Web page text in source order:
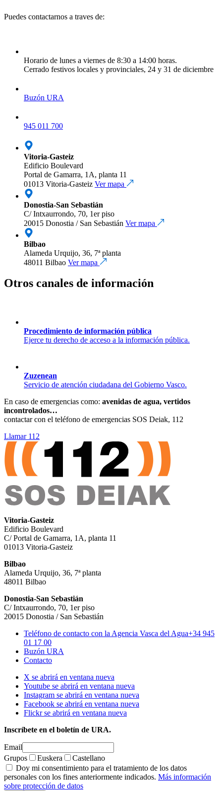
Puedes contactarnos a traves de:
Horario de lunes a viernes de 8:30 a 14:00 horas.
Cerrado festivos locales y provinciales, 24 y 31 de diciembre
Buzón URA
945 011 700
Vitoria-Gasteiz
Edificio Boulevard
Portal de Gamarra, 1A, planta 11
01013 Vitoria-Gasteiz Ver mapa
Donostia-San Sebastián
C/ Intxaurrondo, 70, 1er piso
20015 Donostia / San Sebastián Ver mapa
Bilbao
Alameda Urquijo, 36, 7ª planta
48011 Bilbao Ver mapa
Otros canales de información
Procedimiento de información pública
Ejerce tu derecho de acceso a la información pública.
Zuzenean
Servicio de atención ciudadana del Gobierno Vasco.
En caso de emergencias como: avenidas de agua, vertidos
incontrolados…
contactar con el teléfono de emergencias SOS Deiak, 112
Llamar 112
Vitoria-Gasteiz
Edificio Boulevard
C/ Portal de Gamarra, 1A, planta 11
01013 Vitoria-Gasteiz
Bilbao
Alameda Urquijo, 36, 7ª planta
48011 Bilbao
Donostia-San Sebastián
C/ Intxaurrondo, 70, 1er piso
20015 Donostia / San Sebastián
Teléfono de contacto con la Agencia Vasca del Agua+34 945
01 17 00
Buzón URA
Contacto
X se abrirá en ventana nueva
Youtube se abrirá en ventana nueva
Instagram se abrirá en ventana nueva
Facebook se abrirá en ventana nueva
Flickr se abrirá en ventana nueva
Inscríbete en el boletín de URA.
Email
Grupos
Euskera
Castellano
Doy mi consentimiento para el tratamiento de los datos
personales con los fines anteriormente indicados. Más información
sobre protección de datos